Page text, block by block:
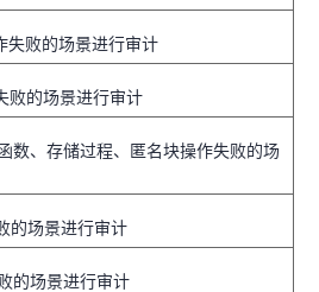
失败的场景进行审计
败的场景进行审计
数、存储过程、匿名块操作失败的场
的场景进行审计
的场景进行审计